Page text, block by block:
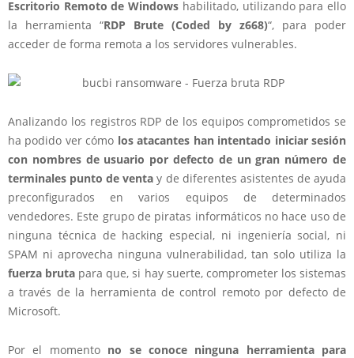
Escritorio Remoto de Windows habilitado, utilizando para ello
la herramienta “RDP Brute (Coded by z668)“, para poder
acceder de forma remota a los servidores vulnerables.
Analizando los registros RDP de los equipos comprometidos se
ha podido ver cómo los atacantes han intentado iniciar sesión
con nombres de usuario por defecto de un gran número de
terminales punto de venta y de diferentes asistentes de ayuda
preconfigurados en varios equipos de determinados
vendedores. Este grupo de piratas informáticos no hace uso de
ninguna técnica de hacking especial, ni ingeniería social, ni
SPAM ni aprovecha ninguna vulnerabilidad, tan solo utiliza la
fuerza bruta para que, si hay suerte, comprometer los sistemas
a través de la herramienta de control remoto por defecto de
Microsoft.
Por el momento no se conoce ninguna herramienta para